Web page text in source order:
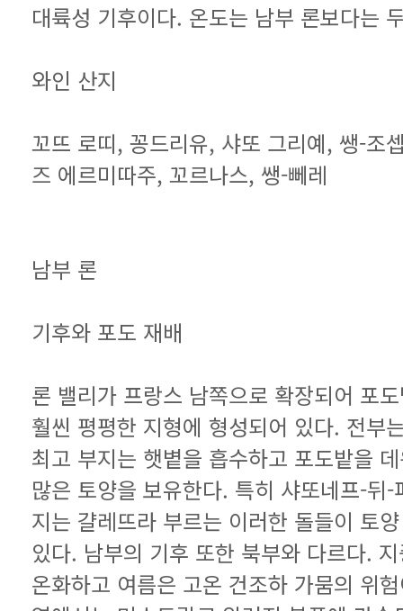
대륙성 기후이다. 온도는 남부 론보다는
와인 산지
즈 에르미따주, 꼬르나스, 쌩-뻬레
남부 론
기후와 포도 재배